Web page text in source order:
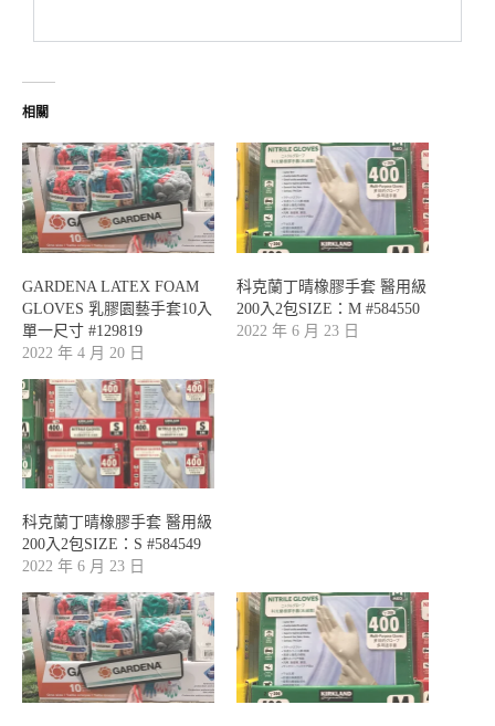
相關
GARDENA LATEX FOAM
GLOVES 乳膠園藝手套10入
單一尺寸 #129819
2022 年 4 月 20 日
科克蘭丁晴橡膠手套 醫用級
200入2包SIZE：M #584550
2022 年 6 月 23 日
科克蘭丁晴橡膠手套 醫用級
200入2包SIZE：S #584549
2022 年 6 月 23 日